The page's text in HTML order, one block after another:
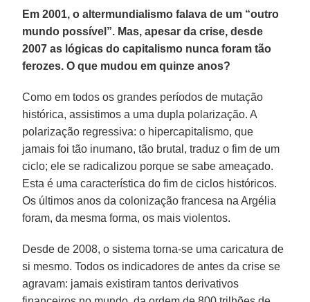
Em 2001, o altermundialismo falava de um “outro
mundo possível”. Mas, apesar da crise, desde
2007 as lógicas do capitalismo nunca foram tão
ferozes. O que mudou em quinze anos?
Como em todos os grandes períodos de mutação
histórica, assistimos a uma dupla polarização. A
polarização regressiva: o hipercapitalismo, que
jamais foi tão inumano, tão brutal, traduz o fim de um
ciclo; ele se radicalizou porque se sabe ameaçado.
Esta é uma característica do fim de ciclos históricos.
Os últimos anos da colonização francesa na Argélia
foram, da mesma forma, os mais violentos.
Desde de 2008, o sistema torna-se uma caricatura de
si mesmo. Todos os indicadores de antes da crise se
agravam: jamais existiram tantos derivativos